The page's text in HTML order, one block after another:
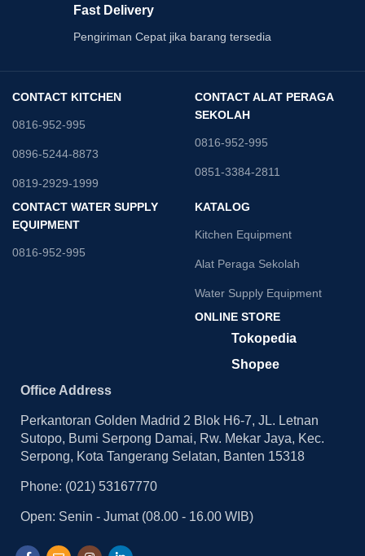
Fast Delivery
Pengiriman Cepat jika barang tersedia
CONTACT KITCHEN
0816-952-995
0896-5244-8873
0819-2929-1999
CONTACT ALAT PERAGA
SEKOLAH
0816-952-995
0851-3384-2811
CONTACT WATER SUPPLY
EQUIPMENT
0816-952-995
KATALOG
Kitchen Equipment
Alat Peraga Sekolah
Water Supply Equipment
ONLINE STORE
Tokopedia
Shopee
Office Address
Perkantoran Golden Madrid 2 Blok H6-7, JL. Letnan
Sutopo, Bumi Serpong Damai, Rw. Mekar Jaya, Kec.
Serpong, Kota Tangerang Selatan, Banten 15318
Phone: (021) 53167770
Open: Senin - Jumat (08.00 - 16.00 WIB)